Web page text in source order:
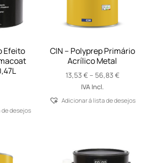
Efeito
desejos
CIN – Polyprep Primário
Acrílico Metal
13,53 € – 56,83 €Price
through
IVA Incl.
Adicionar á lista de desejos